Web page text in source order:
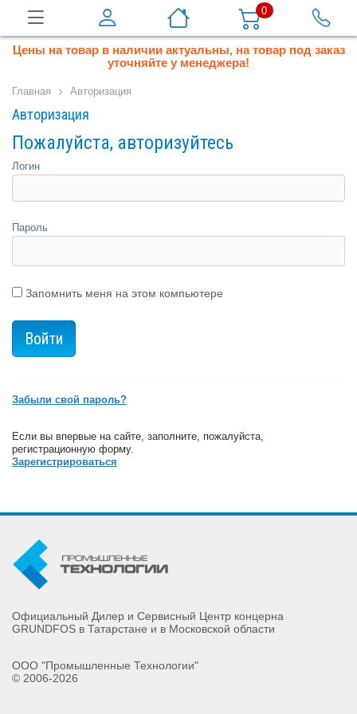
0
Цены на товар в наличии актуальны, на товар под заказ
уточняйте у менеджера!
Главная Авторизация
Авторизация
Пожалуйста, авторизуйтесь
Логин
Пароль
Запомнить меня на этом компьютере
Забыли свой пароль?
Если вы впервые на сайте, заполните, пожалуйста,
регистрационную форму.
Зарегистрироваться
Официальный Дилер и Сервисный Центр концерна
GRUNDFOS в Татарстане и в Московской области
ООО "Промышленные Технологии"
© 2006-2026